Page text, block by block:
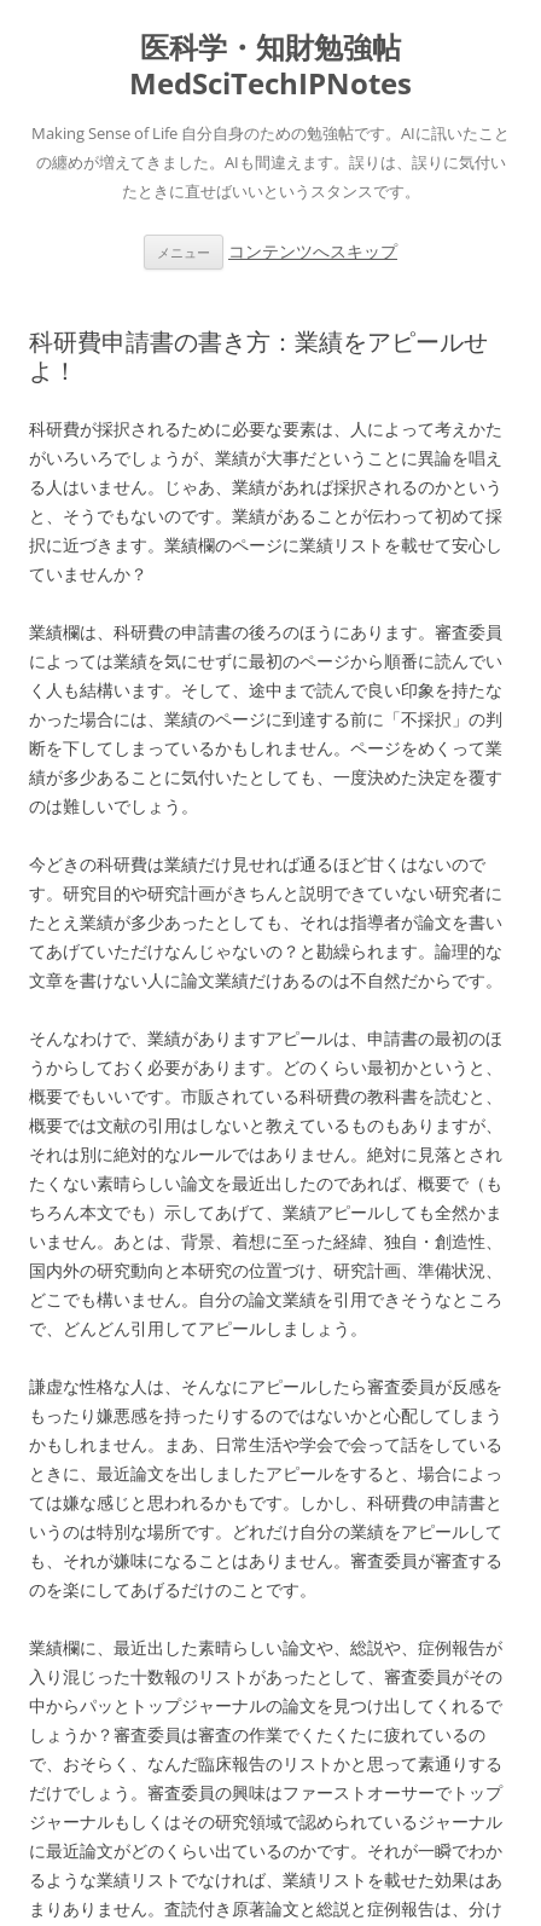
医科学・知財勉強帖
MedSciTechIPNotes
Making Sense of Life 自分自身のための勉強帖です。AIに訊いたこと
の纏めが増えてきました。AIも間違えます。誤りは、誤りに気付い
たときに直せばいいというスタンスです。
メニュー コンテンツへスキップ
科研費申請書の書き方：業績をアピールせ
よ！
科研費が採択されるために必要な要素は、人によって考えかた
がいろいろでしょうが、業績が大事だということに異論を唱え
る人はいません。じゃあ、業績があれば採択されるのかという
と、そうでもないのです。業績があることが伝わって初めて採
択に近づきます。業績欄のページに業績リストを載せて安心し
ていませんか？
業績欄は、科研費の申請書の後ろのほうにあります。審査委員
によっては業績を気にせずに最初のページから順番に読んでい
く人も結構います。そして、途中まで読んで良い印象を持たな
かった場合には、業績のページに到達する前に「不採択」の判
断を下してしまっているかもしれません。ページをめくって業
績が多少あることに気付いたとしても、一度決めた決定を覆す
のは難しいでしょう。
今どきの科研費は業績だけ見せれば通るほど甘くはないので
す。研究目的や研究計画がきちんと説明できていない研究者に
たとえ業績が多少あったとしても、それは指導者が論文を書い
てあげていただけなんじゃないの？と勘繰られます。論理的な
文章を書けない人に論文業績だけあるのは不自然だからです。
そんなわけで、業績がありますアピールは、申請書の最初のほ
うからしておく必要があります。どのくらい最初かというと、
概要でもいいです。市販されている科研費の教科書を読むと、
概要では文献の引用はしないと教えているものもありますが、
それは別に絶対的なルールではありません。絶対に見落とされ
たくない素晴らしい論文を最近出したのであれば、概要で（も
ちろん本文でも）示してあげて、業績アピールしても全然かま
いません。あとは、背景、着想に至った経緯、独自・創造性、
国内外の研究動向と本研究の位置づけ、研究計画、準備状況、
どこでも構いません。自分の論文業績を引用できそうなところ
で、どんどん引用してアピールしましょう。
謙虚な性格な人は、そんなにアピールしたら審査委員が反感を
もったり嫌悪感を持ったりするのではないかと心配してしまう
かもしれません。まあ、日常生活や学会で会って話をしている
ときに、最近論文を出しましたアピールをすると、場合によっ
ては嫌な感じと思われるかもです。しかし、科研費の申請書と
いうのは特別な場所です。どれだけ自分の業績をアピールして
も、それが嫌味になることはありません。審査委員が審査する
のを楽にしてあげるだけのことです。
業績欄に、最近出した素晴らしい論文や、総説や、症例報告が
入り混じった十数報のリストがあったとして、審査委員がその
中からパッとトップジャーナルの論文を見つけ出してくれるで
しょうか？審査委員は審査の作業でくたくたに疲れているの
で、おそらく、なんだ臨床報告のリストかと思って素通りする
だけでしょう。審査委員の興味はファーストオーサーでトップ
ジャーナルもしくはその研究領域で認められているジャーナル
に最近論文がどのくらい出ているのかです。それが一瞬でわか
るような業績リストでなければ、業績リストを載せた効果はあ
まりありません。査読付き原著論文と総説と症例報告は、分け